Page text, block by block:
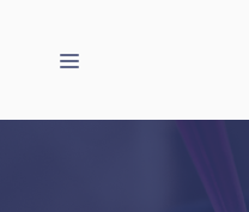
contenido
Menú